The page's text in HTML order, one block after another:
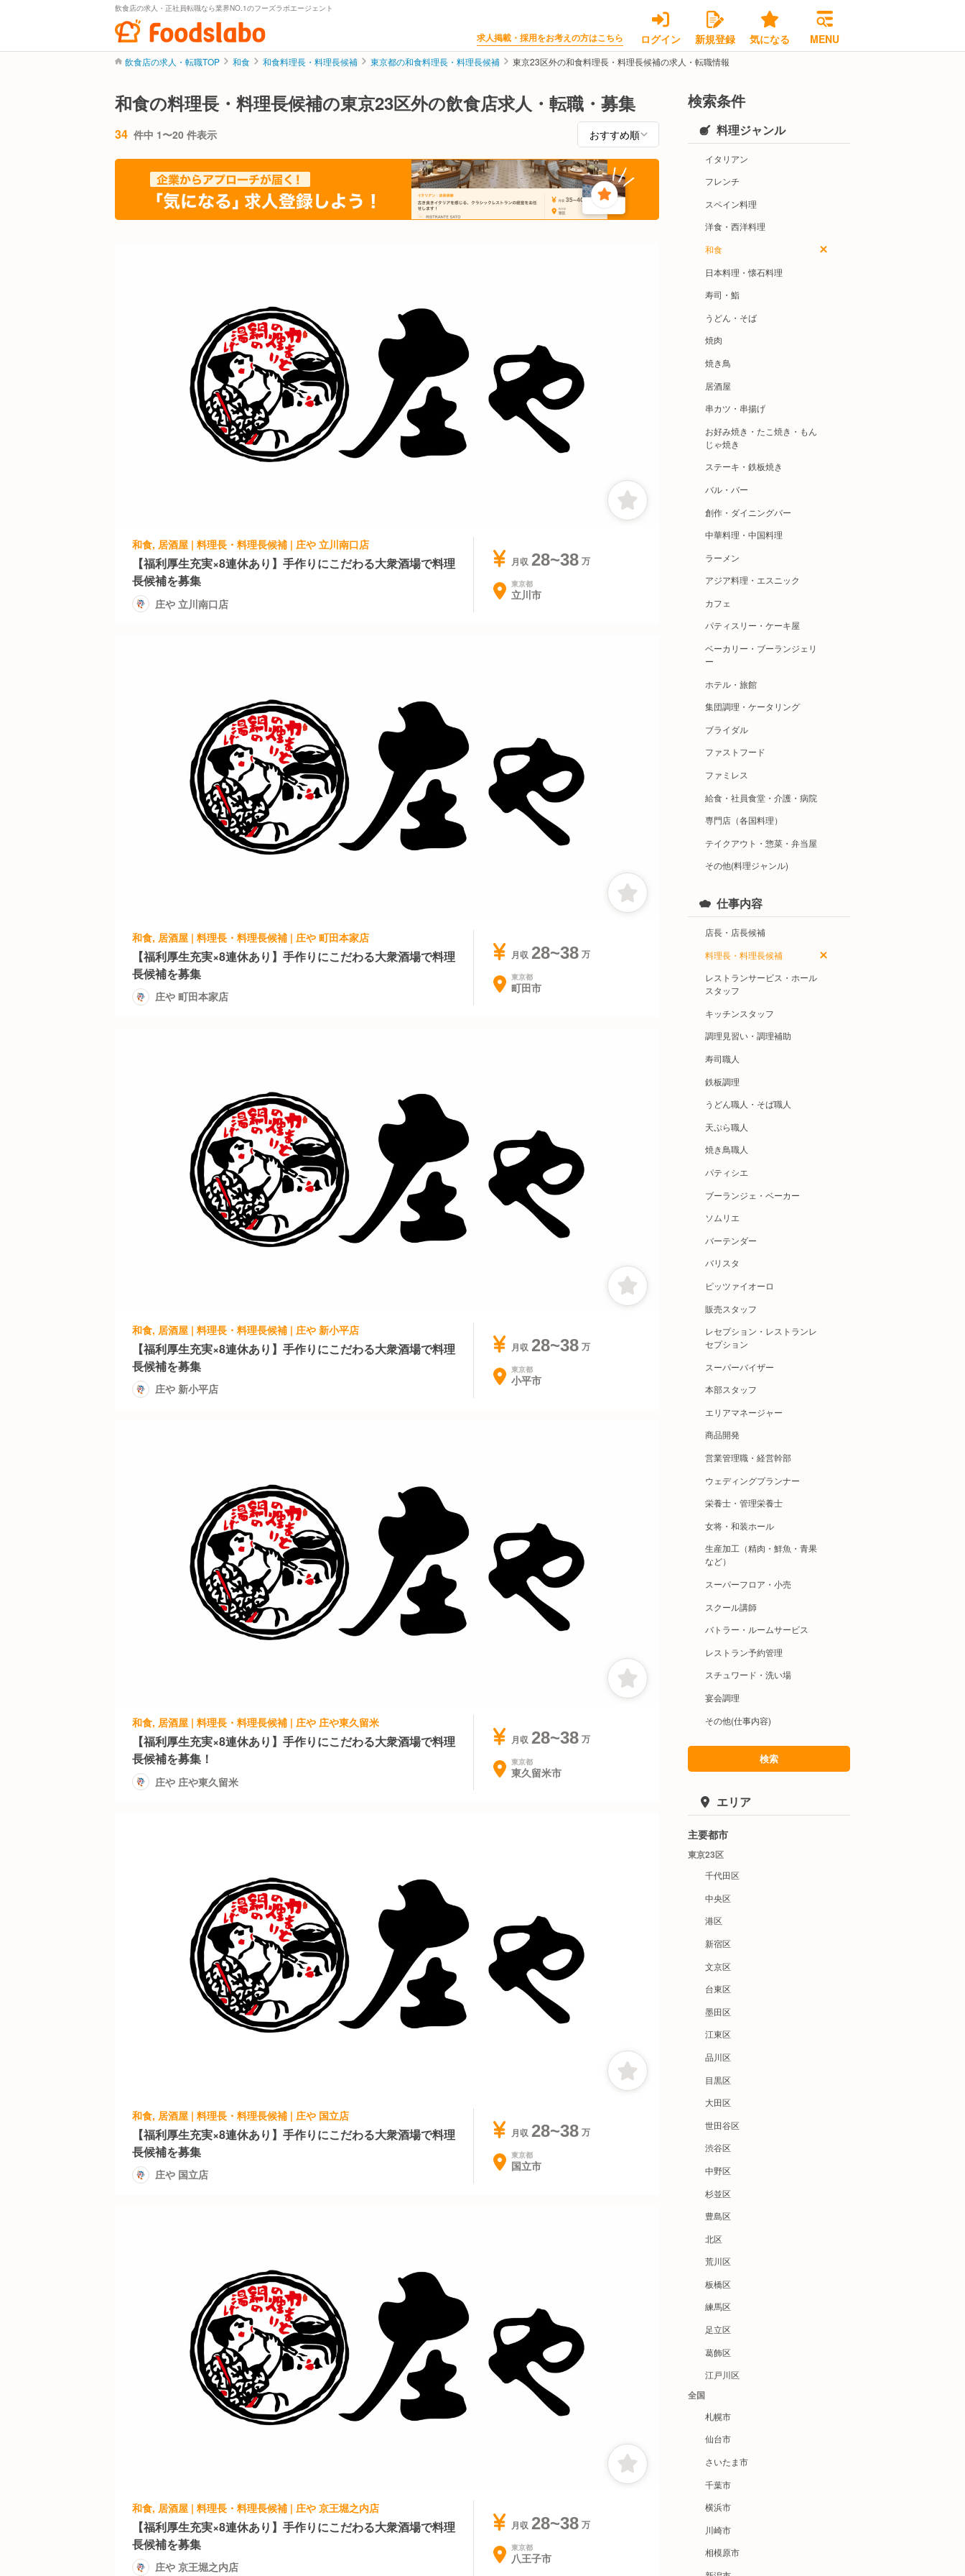
飲食店の求人・正社員転職なら業界NO.1のフーズラボエージェント
求人掲載・採用をお考えの方はこちら ログイン 新規登録 気になる MENU
飲食店の求人・転職TOP 和食 和食料理長・料理長候補 東京都の和食料理長・料理長候補 東京23区外の和食料理長・料理長候補の求人・転職情報
和食の料理長・料理長候補の東京23区外の飲食店求人・転職・募集
34 件中 1〜20 件表示
和食, 居酒屋 | 料理長・料理長候補 | 庄や 立川南口店
【福利厚生充実×8連休あり】手作りにこだわる大衆酒場で料理
長候補を募集
庄や 立川南口店
月収 28~38
東京都
立川市
和食, 居酒屋 | 料理長・料理長候補 | 庄や 町田本家店
【福利厚生充実×8連休あり】手作りにこだわる大衆酒場で料理
長候補を募集
庄や 町田本家店
月収 28~38
東京都
町田市
和食, 居酒屋 | 料理長・料理長候補 | 庄や 新小平店
【福利厚生充実×8連休あり】手作りにこだわる大衆酒場で料理
長候補を募集
庄や 新小平店
月収 28~38
東京都
小平市
和食, 居酒屋 | 料理長・料理長候補 | 庄や 庄や東久留米
【福利厚生充実×8連休あり】手作りにこだわる大衆酒場で料理
長候補を募集！
庄や 庄や東久留米
月収 28~38
東京都
東久留米市
和食, 居酒屋 | 料理長・料理長候補 | 庄や 国立店
【福利厚生充実×8連休あり】手作りにこだわる大衆酒場で料理
長候補を募集
庄や 国立店
月収 28~38
東京都
国立市
和食, 居酒屋 | 料理長・料理長候補 | 庄や 京王堀之内店
【福利厚生充実×8連休あり】手作りにこだわる大衆酒場で料理
長候補を募集
庄や 京王堀之内店
月収 28~38
東京都
八王子市
検索条件
料理ジャンル
イタリアン
フレンチ
スペイン料理
洋食・西洋料理
和食
日本料理・懐石料理
寿司・鮨
うどん・そば
焼肉
焼き鳥
居酒屋
串カツ・串揚げ
お好み焼き・たこ焼き・もん
じゃ焼き
ステーキ・鉄板焼き
バル・バー
創作・ダイニングバー
中華料理・中国料理
ラーメン
アジア料理・エスニック
カフェ
パティスリー・ケーキ屋
ベーカリー・ブーランジェリ
ー
ホテル・旅館
集団調理・ケータリング
ブライダル
ファストフード
ファミレス
給食・社員食堂・介護・病院
専門店（各国料理）
テイクアウト・惣菜・弁当屋
その他(料理ジャンル)
仕事内容
店長・店長候補
料理長・料理長候補
レストランサービス・ホール
スタッフ
キッチンスタッフ
調理見習い・調理補助
寿司職人
鉄板調理
うどん職人・そば職人
天ぷら職人
焼き鳥職人
パティシエ
ブーランジェ・ベーカー
ソムリエ
バーテンダー
バリスタ
ピッツァイオーロ
販売スタッフ
レセプション・レストランレ
セプション
スーパーバイザー
本部スタッフ
エリアマネージャー
商品開発
営業管理職・経営幹部
ウェディングプランナー
栄養士・管理栄養士
女将・和装ホール
生産加工（精肉・鮮魚・青果
など）
スーパーフロア・小売
スクール講師
バトラー・ルームサービス
レストラン予約管理
スチュワード・洗い場
宴会調理
その他(仕事内容)
検索
エリア
主要都市
東京23区
千代田区
中央区
港区
新宿区
文京区
台東区
墨田区
江東区
品川区
目黒区
大田区
世田谷区
渋谷区
中野区
杉並区
豊島区
北区
荒川区
板橋区
練馬区
足立区
葛飾区
江戸川区
全国
札幌市
仙台市
さいたま市
千葉市
横浜市
川崎市
相模原市